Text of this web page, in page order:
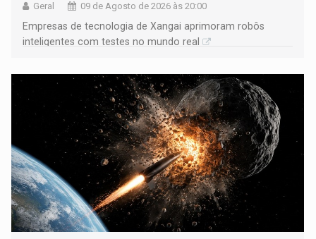
Geral 09 de Agosto de 2026 às 20:00
Empresas de tecnologia de Xangai aprimoram robôs
inteligentes com testes no mundo real